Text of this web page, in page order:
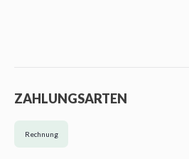
ZAHLUNGSARTEN
Rechnung